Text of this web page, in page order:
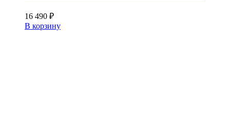
16 490 ₽
В корзину